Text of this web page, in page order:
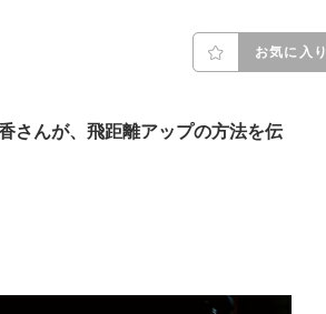
お気に入り
さんが、飛距離アップの方法を伝